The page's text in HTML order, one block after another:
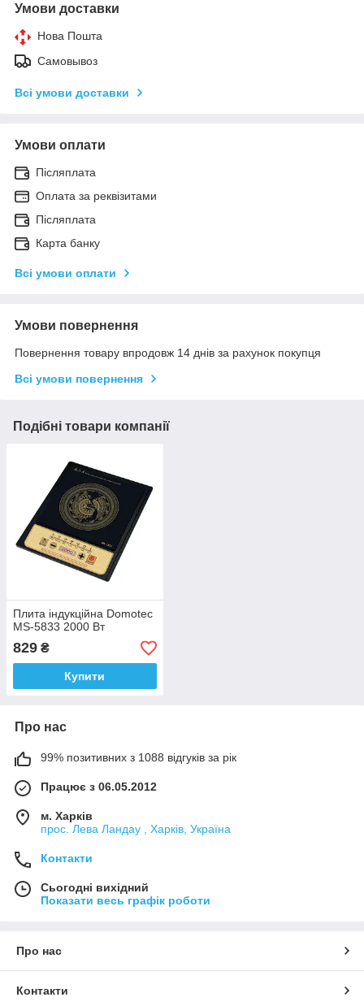
Умови доставки
Нова Пошта
Самовывоз
Всі умови доставки
Умови оплати
Післяплата
Оплата за реквізитами
Післяплата
Карта банку
Всі умови оплати
Умови повернення
Повернення товару впродовж 14 днів за рахунок покупця
Всі умови повернення
Подібні товари компанії
Плита індукційна Domotec
MS-5833 2000 Вт
829 ₴
Купити
Про нас
99% позитивних з 1088 відгуків за рік
Працює з 06.05.2012
м. Харків
прос. Лева Ландау , Харків, Україна
Контакти
Сьогодні вихідний
Показати весь графік роботи
Про нас
Контакти